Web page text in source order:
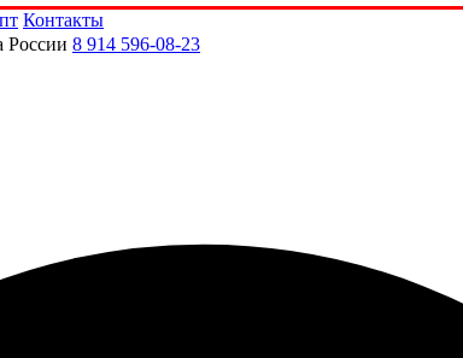
Контакты
России 8 914 596-08-23